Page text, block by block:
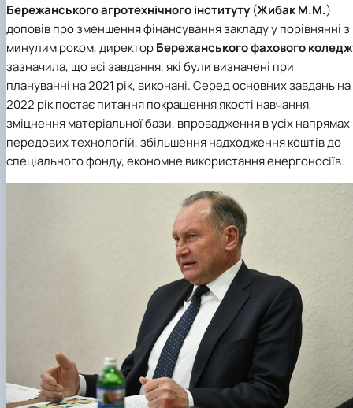
Бережанського агротехнічного інституту(Жибак М.М.)
доповів про зменшення фінансування закладу у порівнянні з
минулим роком, директорБережанського фахового
зазначила, що всі завдання, які були визначені при
плануванні на 2021 рік, виконані. Серед основних завдань на
2022 рік постає питання покращення якості навчання,
зміцнення матеріальної бази, впровадження в усіх напрямах
передових технологій, збільшення надходження коштів до
спеціального фонду, економне використання енергоносіїв.